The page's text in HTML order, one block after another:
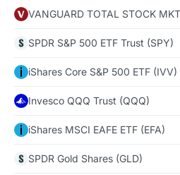
VANGUARD TOTAL STOCK
SPDR S&P 500 ETF Trust (SPY)
iShares Core S&P 500 ETF (IVV)
Invesco QQQ Trust (QQQ)
iShares MSCI EAFE ETF (EFA)
SPDR Gold Shares (GLD)